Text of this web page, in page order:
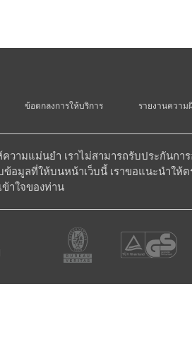
ข้อตกลงการให้บริการ รายงานความ
ามแม่นยำ เราไม่สามารถรับประกันกา
อมูลที่ให้บนหน้าเว็บนี้ เราขอแนะนำให้
าใจของท่าน